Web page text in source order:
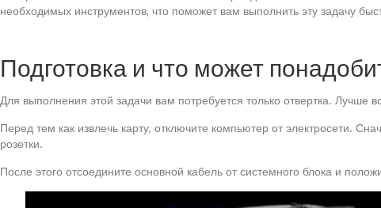
необходимых инструментов, что поможет вам выполнить эту задачу
Подготовка и что может
Для выполнения этой задачи вам потребуется только отвертка. Лучше
Перед тем как извлечь карту, отключите компьютер от электросети.
розетки.
После этого отсоедините основной кабель от системного блока и